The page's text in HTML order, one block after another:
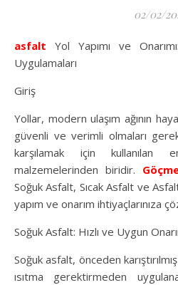
02/02/
asfalt Yol Yapımı ve
Uygulamaları
Giriş
Yollar, modern ulaşım ağının
güvenli ve verimli olmaları
karşılamak için kullanılan
malzemelerinden biridir.
Soğuk Asfalt, Sıcak Asfalt ve
yapım ve onarım ihtiyaçlarınıza
Soğuk Asfalt: Hızlı ve Uygun
Soğuk asfalt, önceden
ısıtma gerektirmeden